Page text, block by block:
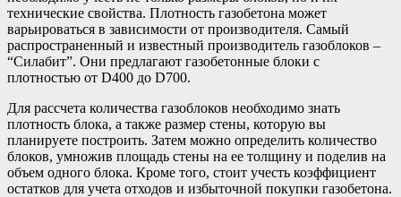
технические свойства. Плотность газобетона может
варьироваться в зависимости от производителя. Самый
распространенный и известный производитель газоблоков –
“Силабит”. Они предлагают газобетонные блоки с
плотностью от D400 до D700.
Для рассчета количества газоблоков необходимо знать
плотность блока, а также размер стены, которую вы
планируете построить. Затем можно определить количество
блоков, умножив площадь стены на ее толщину и поделив на
объем одного блока. Кроме того, стоит учесть коэффициент
остатков для учета отходов и избыточной покупки газобетона.